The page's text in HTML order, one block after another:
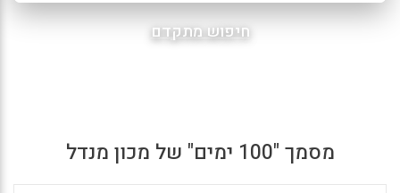
חיפוש מתקדם
מסמך "100 ימים" של מכון מנדל